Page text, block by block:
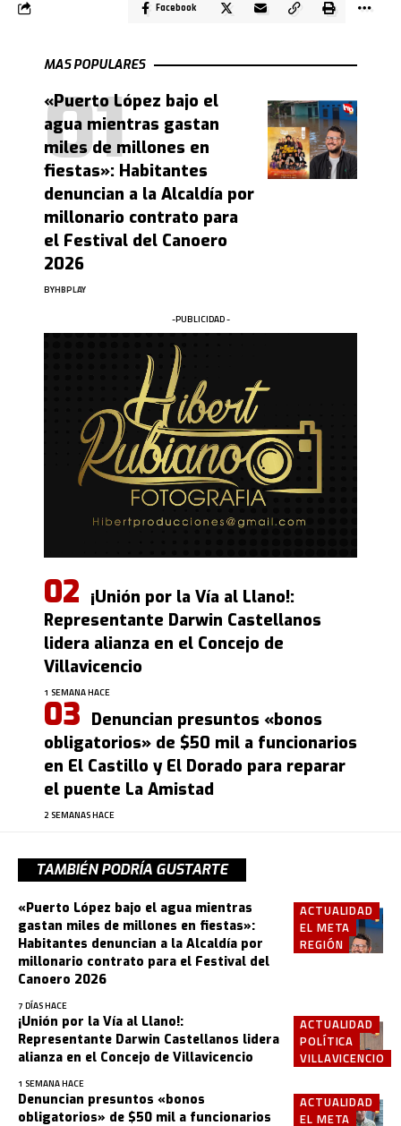
Facebook
MAS POPULARES
«Puerto López bajo el
agua mientras gastan
miles de millones en
fiestas»: Habitantes
denuncian a la Alcaldía por
millonario contrato para
el Festival del Canoero
2026
BYHBPLAY
-PUBLICIDAD -
¡Unión por la Vía al Llano!:
Representante Darwin Castellanos
lidera alianza en el Concejo de
Villavicencio
1 SEMANA HACE
Denuncian presuntos «bonos
obligatorios» de $50 mil a funcionarios
en El Castillo y El Dorado para reparar
el puente La Amistad
2 SEMANAS HACE
TAMBIÉN PODRÍA GUSTARTE
ACTUALIDAD
EL META
REGIÓN
«Puerto López bajo el agua mientras
gastan miles de millones en fiestas»:
Habitantes denuncian a la Alcaldía por
millonario contrato para el Festival del
Canoero 2026
7 DÍAS HACE
ACTUALIDAD
POLÍTICA
VILLAVICENCIO
¡Unión por la Vía al Llano!:
Representante Darwin Castellanos lidera
alianza en el Concejo de Villavicencio
1 SEMANA HACE
ACTUALIDAD
EL META
Denuncian presuntos «bonos
obligatorios» de $50 mil a funcionarios